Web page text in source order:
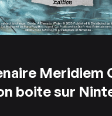
Meridiem
boite sur